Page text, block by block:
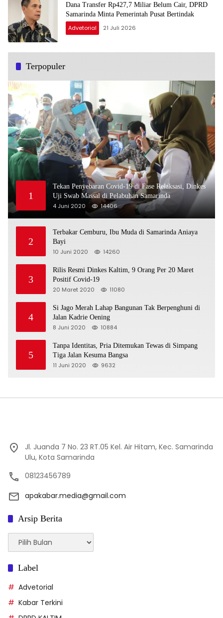
Dana Transfer Rp427,7 Miliar Belum Cair, DPRD
Samarinda Minta Pemerintah Pusat Bertindak
Advetorial 21 Juli 2026
Terpopuler
1
Tekan Penyebaran Covid-19 di Fase Relaksasi, Dinkes
Uji Swab Massal di Pelabuhan Samarinda
4 Juni 2020 14406
2
Terbakar Cemburu, Ibu Muda di Samarinda Aniaya
Bayi
10 Juni 2020 14260
3
Rilis Resmi Dinkes Kaltim, 9 Orang Per 20 Maret
Positif Covid-19
20 Maret 2020 11080
4
Si Jago Merah Lahap Bangunan Tak Berpenghuni di
Jalan Kadrie Oening
8 Juni 2020 10884
5
Tanpa Identitas, Pria Ditemukan Tewas di Simpang
Tiga Jalan Kesuma Bangsa
11 Juni 2020 9632
Jl. Juanda 7 No. 23 RT.05 Kel. Air Hitam, Kec. Samarinda
Ulu, Kota Samarinda
08123456789
apakabar.media@gmail.com
Arsip Berita
Arsip
Berita
Label
Advetorial
Kabar Terkini